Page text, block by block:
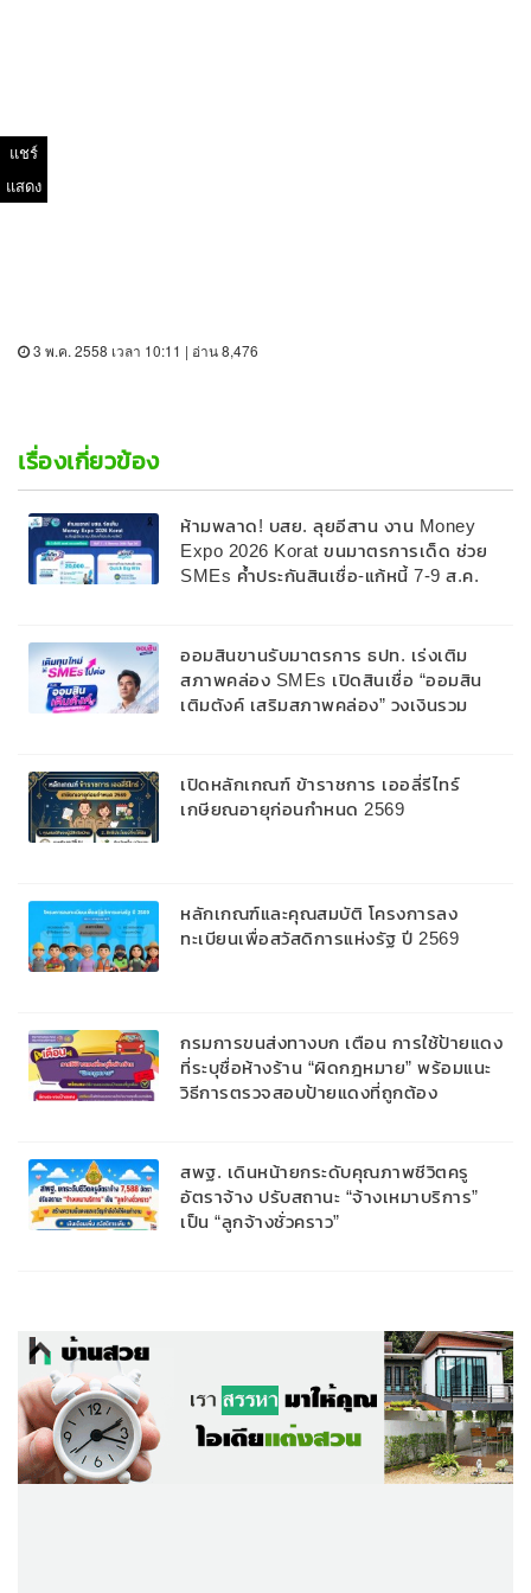
3 พ.ค. 2558 เวลา 10:11 | อ่าน 8,476
เรื่องเกี่ยวข้อง
ห้ามพลาด! บสย. ลุยอีสาน งาน Money
Expo 2026 Korat ขนมาตรการเด็ด ช่วย
SMEs ค้ำประกันสินเชื่อ-แก้หนี้ 7-9 ส.ค.
ออมสินขานรับมาตรการ ธปท. เร่งเติม
สภาพคล่อง SMEs เปิดสินเชื่อ “ออมสิน
เติมตังค์ เสริมสภาพคล่อง” วงเงินรวม
สูงสุด 10 ปี
เปิดหลักเกณฑ์ ข้าราชการ เออลี่รีไทร์
เกษียณอายุก่อนกำหนด 2569
หลักเกณฑ์และคุณสมบัติ โครงการลง
ทะเบียนเพื่อสวัสดิการแห่งรัฐ ปี 2569
กรมการขนส่งทางบก เตือน การใช้ป้ายแดง
ที่ระบุชื่อห้างร้าน “ผิดกฎหมาย” พร้อมแนะ
วิธีการตรวจสอบป้ายแดงที่ถูกต้อง
สพฐ. เดินหน้ายกระดับคุณภาพชีวิตครู
อัตราจ้าง ปรับสถานะ “จ้างเหมาบริการ”
เป็น “ลูกจ้างชั่วคราว”
แชร์
แสดง